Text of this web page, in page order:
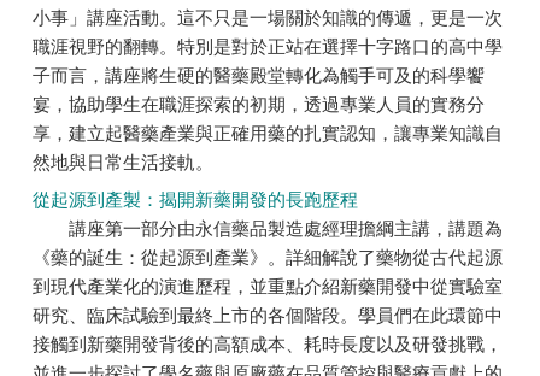
小事」講座活動。這不只是一場關於知識的傳遞，更是一次
職涯視野的翻轉。特別是對於正站在選擇十字路口的高中學
子而言，講座將生硬的醫藥殿堂轉化為觸手可及的科學饗
宴，協助學生在職涯探索的初期，透過專業人員的實務分
享，建立起醫藥產業與正確用藥的扎實認知，讓專業知識自
然地與日常生活接軌。
從起源到產製：揭開新藥開發的長跑歷程
講座第一部分由永信藥品製造處經理擔綱主講，講題為
《藥的誕生：從起源到產業》。詳細解說了藥物從古代起源
到現代產業化的演進歷程，並重點介紹新藥開發中從實驗室
研究、臨床試驗到最終上市的各個階段。學員們在此環節中
接觸到新藥開發背後的高額成本、耗時長度以及研發挑戰，